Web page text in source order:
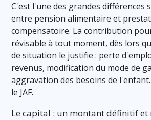
C'est l'une des grandes différences
entre pension alimentaire et
compensatoire. La contribution
révisable à tout moment, dès lors
de situation le justifie : perte
revenus, modification du mode de
aggravation des besoins de
le JAF.
Le capital : un montant définitif et